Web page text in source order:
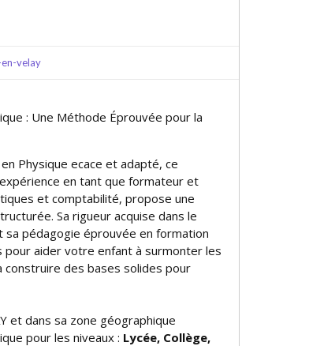
velay
: Une Méthode Éprouvée pour la
Physique efficace et adapté, ce
en tant que formateur et
et comptabilité, propose une
Sa rigueur acquise dans le
sa pédagogie éprouvée en formation
aider votre enfant à surmonter les
construire des bases solides pour
et dans sa zone géographique
pour les niveaux : Lycée, Collège,